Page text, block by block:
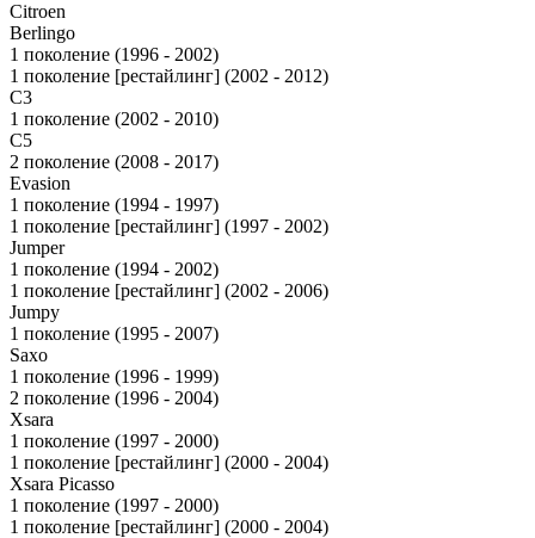
Citroen
Berlingo
1 поколение (1996 - 2002)
1 поколение [рестайлинг] (2002 - 2012)
C3
1 поколение (2002 - 2010)
C5
2 поколение (2008 - 2017)
Evasion
1 поколение (1994 - 1997)
1 поколение [рестайлинг] (1997 - 2002)
Jumper
1 поколение (1994 - 2002)
1 поколение [рестайлинг] (2002 - 2006)
Jumpy
1 поколение (1995 - 2007)
Saxo
1 поколение (1996 - 1999)
2 поколение (1996 - 2004)
Xsara
1 поколение (1997 - 2000)
1 поколение [рестайлинг] (2000 - 2004)
Xsara Picasso
1 поколение (1997 - 2000)
1 поколение [рестайлинг] (2000 - 2004)